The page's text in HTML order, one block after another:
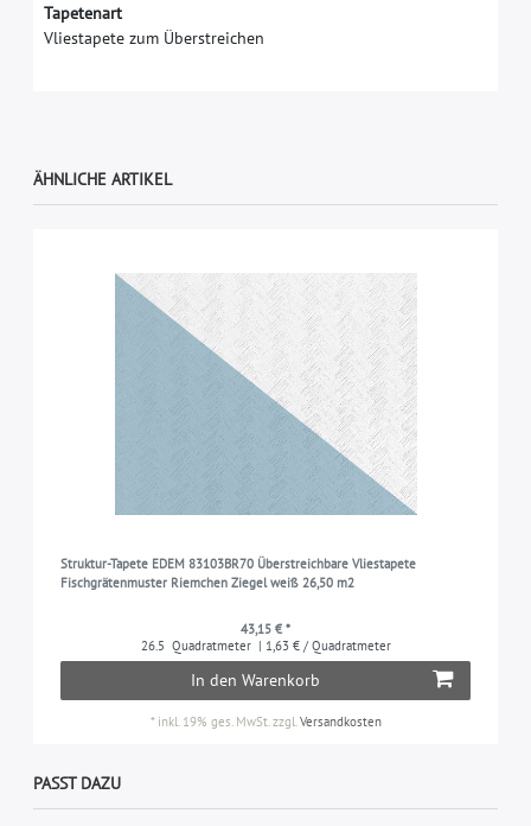
Tapetenart
Vliestapete zum Überstreichen
ÄHNLICHE ARTIKEL
Struktur-Tapete EDEM 83103BR70 Überstreichbare Vliestapete
Fischgrätenmuster Riemchen Ziegel weiß 26,50 m2
43,15 € *
26.5 Quadratmeter | 1,63 € / Quadratmeter
In den Warenkorb
* inkl. 19% ges. MwSt. zzgl. Versandkosten
PASST DAZU